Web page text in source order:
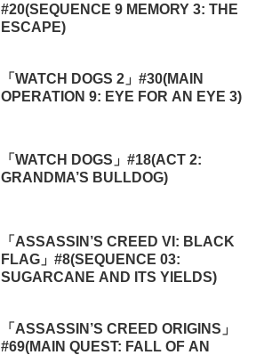
#20(SEQUENCE 9 MEMORY 3: THE
ESCAPE)
「WATCH DOGS 2」#30(MAIN
OPERATION 9: EYE FOR AN EYE 3)
「WATCH DOGS」#18(ACT 2:
GRANDMA’S BULLDOG)
「ASSASSIN’S CREED VI: BLACK
FLAG」#8(SEQUENCE 03:
SUGARCANE AND ITS YIELDS)
「ASSASSIN’S CREED ORIGINS」
#69(MAIN QUEST: FALL OF AN